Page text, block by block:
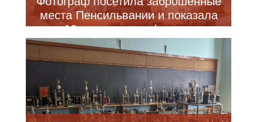
места Пенсильвании и показала
10 самых атмосферных
фотографий оттуда (10 фото)